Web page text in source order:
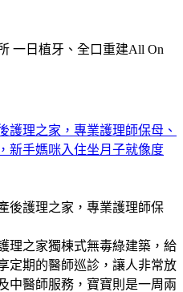
護理之家，專業護理師保母、
新手媽咪入住坐月子就像度
理之家獨棟式無毒綠建築，給
定期的醫師巡診，讓人非常放
中醫師服務，寶寶則是一周兩